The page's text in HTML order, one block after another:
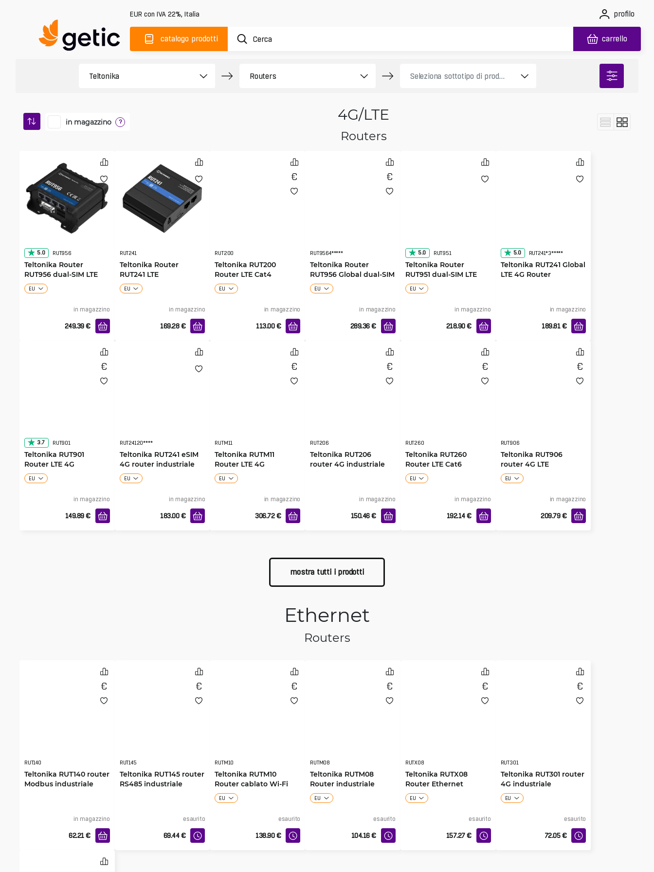
EUR con IVA 22%, Italia profilo
catalogo prodotti carrello
in magazzino ? 4G/LTE
Routers
5.0 RUT956
Teltonika Router
RUT956 dual-SIM LTE
EU
in magazzino
249.39 €
RUT241
Teltonika Router
RUT241 LTE
EU
in magazzino
169.28 €
RUT200
Teltonika RUT200
Router LTE Cat4
EU
in magazzino
113.00 €
RUT9564*****
Teltonika Router
RUT956 Global dual-SIM
LTE
EU
in magazzino
289.36 €
5.0 RUT951
Teltonika Router
RUT951 dual-SIM LTE
EU
in magazzino
218.90 €
5.0 RUT241*3*****
Teltonika RUT241 Global
LTE 4G Router
in magazzino
189.81 €
3.7 RUT901
Teltonika RUT901
Router LTE 4G
EU
in magazzino
149.89 €
RUT24120****
Teltonika RUT241 eSIM
4G router industriale
EU
in magazzino
183.00 €
RUTM11
Teltonika RUTM11
Router LTE 4G
industriale
EU
in magazzino
306.72 €
RUT206
Teltonika RUT206
router 4G industriale
in magazzino
150.46 €
RUT260
Teltonika RUT260
Router LTE Cat6
EU
in magazzino
192.14 €
RUT906
Teltonika RUT906
router 4G LTE
EU
in magazzino
209.79 €
mostra tutti i prodotti
Ethernet
Routers
RUT140
Teltonika RUT140 router
Modbus industriale
in magazzino
62.21 €
RUT145
Teltonika RUT145 router
RS485 industriale
esaurito
69.44 €
RUTM10
Teltonika RUTM10
Router cablato Wi-Fi
EU
esaurito
138.90 €
RUTM08
Teltonika RUTM08
Router industriale
cablato
EU
esaurito
104.16 €
RUTX08
Teltonika RUTX08
Router Ethernet
EU
esaurito
157.27 €
RUT301
Teltonika RUT301 router
4G industriale
EU
esaurito
72.05 €